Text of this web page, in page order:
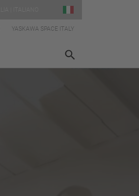
YASKAWA SPACE ITALY